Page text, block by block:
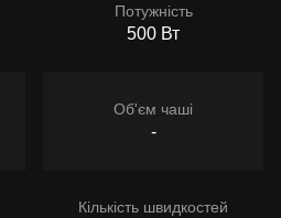
Потужність
500 Вт
Об'єм чаші
-
Кількість швидкостей